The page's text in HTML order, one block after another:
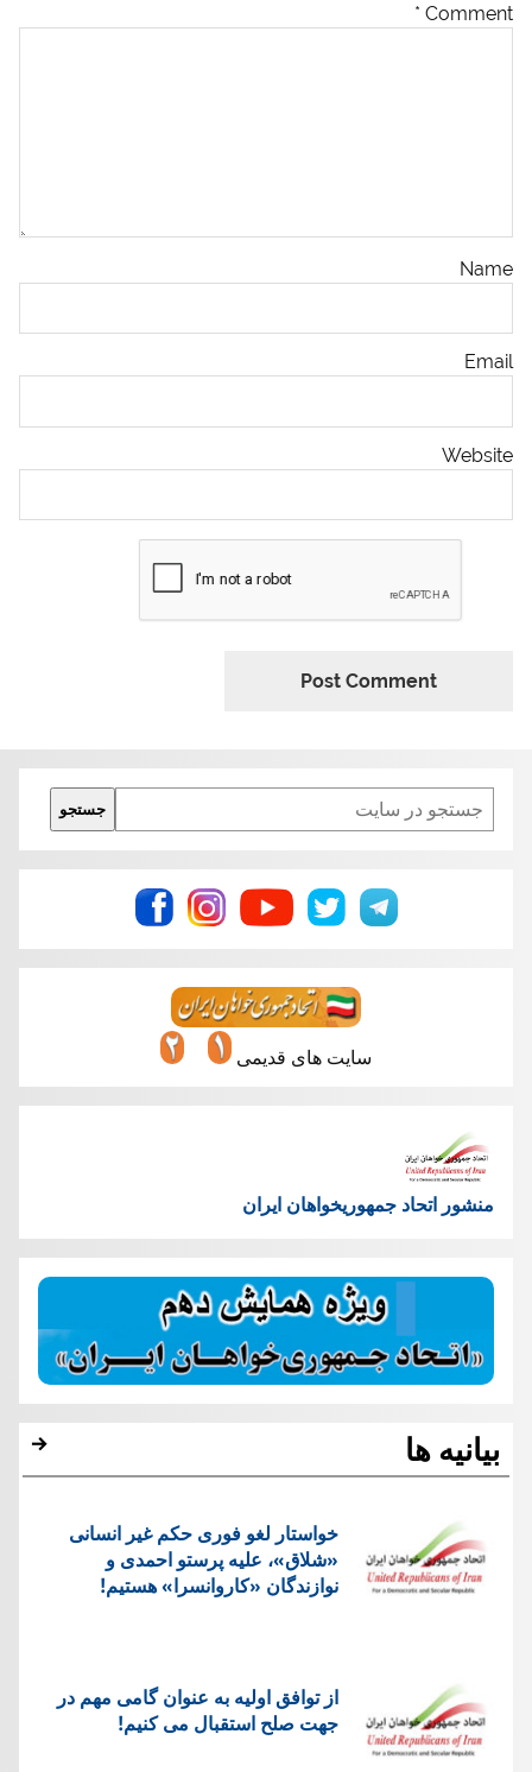
Comment
*
Name
Email
Website
Search
جستجو
سایت های قدیمی
منشور اتحاد جمهوریخواهان ایران
بیانیه ها
خواستار لغو فوری حکم غیر انسانی
«شلاق»، علیه پرستو احمدی و
نوازندگان «کاروانسرا» هستیم!
از توافق اولیه به عنوان گامی مهم در
جهت صلح استقبال می کنیم!